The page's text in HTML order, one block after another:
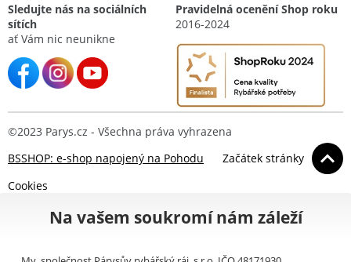
Sledujte nás na sociálních
sítích
ať Vám nic neunikne
Pravidelná ocenění Shop roku
2016-2024
©2023 Parys.cz - Všechna práva vyhrazena
BSSHOP: e-shop napojený na Pohodu
Začátek stránky
Cookies
Na vašem soukromí nám záleží